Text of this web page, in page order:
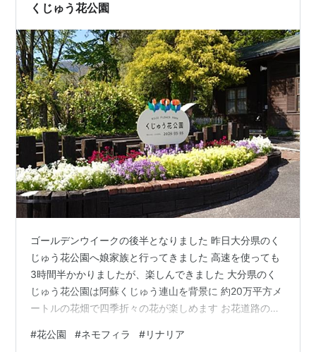
くじゅう花公園
ゴールデンウイークの後半となりました 昨日大分県のく
じゅう花公園へ娘家族と行ってきました 高速を使っても
3時間半かかりましたが、楽しんできました 大分県のく
じゅう花公園は阿蘇くじゅう連山を背景に 約20万平方メ
ートルの花畑で四季折々の花が楽しめます お花道路の入
サイの花に似ています ネモフィラの花畑 春の代表のネモ
#花公園 #ネモフィラ #リナリア